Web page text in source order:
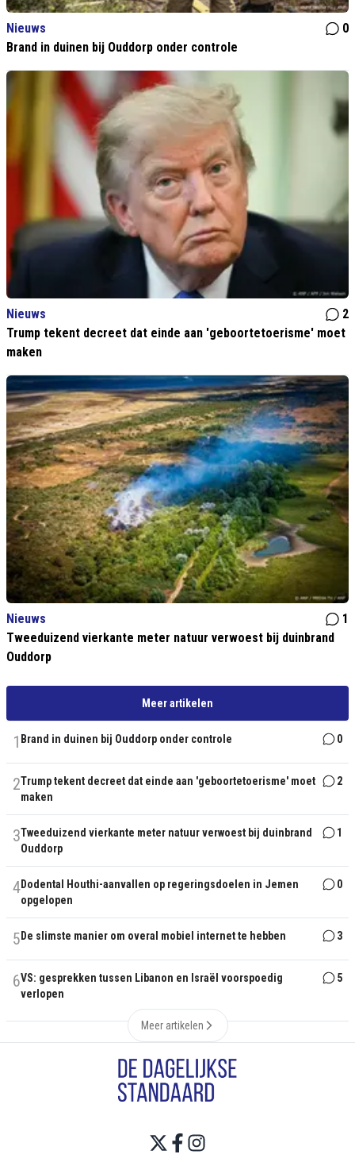
Nieuws
0
Brand in duinen bij Ouddorp onder controle
Nieuws
2
Trump tekent decreet dat einde aan 'geboortetoerisme' moet
maken
Nieuws
1
Tweeduizend vierkante meter natuur verwoest bij duinbrand
Ouddorp
Meer artikelen
1 Brand in duinen bij Ouddorp onder controle 0
2Trump tekent decreet dat einde aan 'geboortetoerisme' moet
maken
2
3Tweeduizend vierkante meter natuur verwoest bij duinbrand
Ouddorp
1
4Dodental Houthi-aanvallen op regeringsdoelen in Jemen
opgelopen
0
5 De slimste manier om overal mobiel internet te hebben 3
6VS: gesprekken tussen Libanon en Israël voorspoedig
verlopen
5
Meer artikelen